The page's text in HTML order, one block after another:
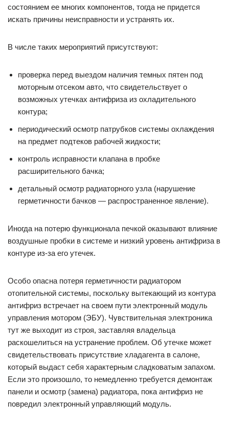
состоянием ее многих компонентов, тогда не придется
искать причины неисправности и устранять их.
В числе таких мероприятий присутствуют:
проверка перед выездом наличия темных пятен под
моторным отсеком авто, что свидетельствует о
возможных утечках антифриза из охладительного
контура;
периодический осмотр патрубков системы охлаждения
на предмет подтеков рабочей жидкости;
контроль исправности клапана в пробке
расширительного бачка;
детальный осмотр радиаторного узла (нарушение
герметичности бачков — распространенное явление).
Иногда на потерю функционала печкой оказывают влияние
воздушные пробки в системе и низкий уровень антифриза в
контуре из-за его утечек.
Особо опасна потеря герметичности радиатором
отопительной системы, поскольку вытекающий из контура
антифриз встречает на своем пути электронный модуль
управления мотором (ЭБУ). Чувствительная электроника
тут же выходит из строя, заставляя владельца
раскошелиться на устранение проблем. Об утечке может
свидетельствовать присутствие хладагента в салоне,
который выдаст себя характерным сладковатым запахом.
Если это произошло, то немедленно требуется демонтаж
панели и осмотр (замена) радиатора, пока антифриз не
повредил электронный управляющий модуль.